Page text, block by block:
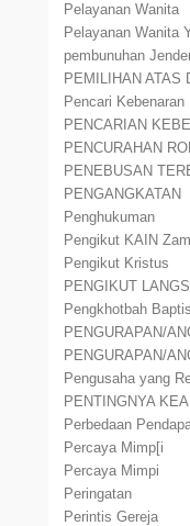
Pelayanan Wanita
Pelayanan Wanita
pembunuhan
PEMILIHAN ATAS
Pencari Kebenaran
PENCARIAN
PENCURAHAN
PENEBUSAN
PENGANGKATAN
Penghukuman
Pengikut KAIN
Pengikut Kristus
PENGIKUT
Pengkhotbah Baptis
PENGURAPAN/
PENGURAPAN/
Pengusaha yang
PENTINGNYA
Perbedaan
Percaya Mimp[i
Percaya Mimpi
Peringatan
Perintis Gereja